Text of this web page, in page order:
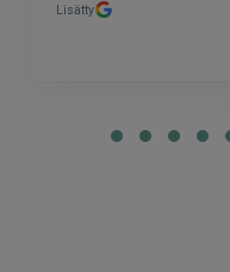
Lisätty